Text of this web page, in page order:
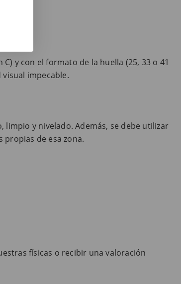
y con el formato de la huella (25, 33 o 41
impecable.
y nivelado. Además, se debe utilizar
de esa zona.
físicas o recibir una valoración